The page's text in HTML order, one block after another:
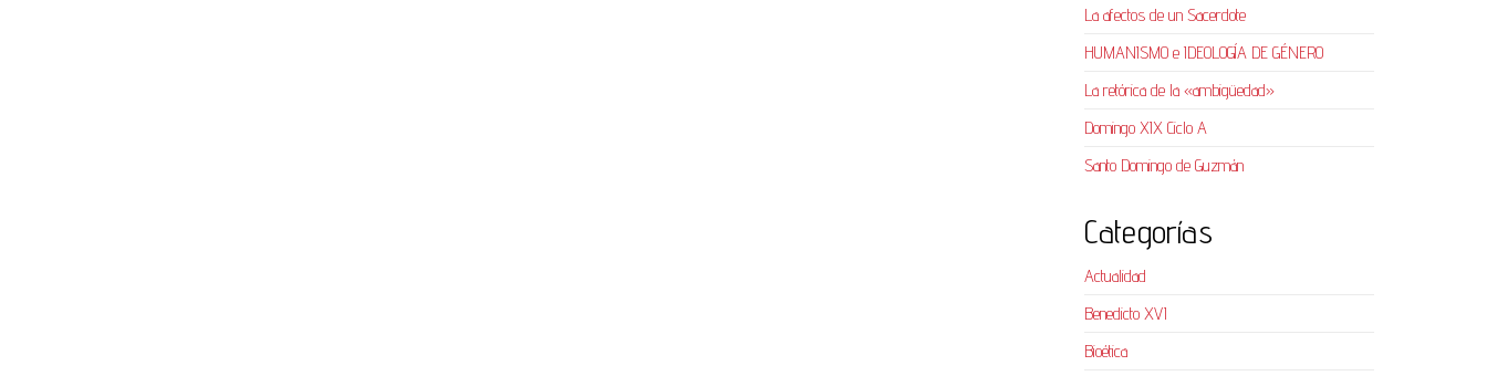
La afectos de un Sacerdote
HUMANISMO e IDEOLOGÍA DE GÉNERO
La retórica de la «ambigüedad»
Domingo XIX Ciclo A
Santo Domingo de Guzmán
Categorías
Actualidad
Benedicto XVI
Bioética